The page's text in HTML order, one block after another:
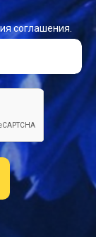
соглашения.